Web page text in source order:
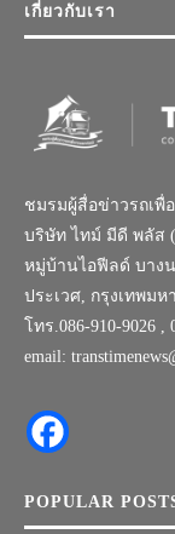
เกี่ยวกับเรา
ชมรมผู้สื่อข่าวรถเพื่
บริษัท ไทม์ มีดี พลัส
หมู่บ้านไอฟีลด์ บาง
ประเวศ, กรุงเทพมห
โทร.086-910-9026 ,
email:
POPULAR